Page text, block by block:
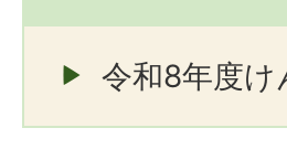
令和8年度け